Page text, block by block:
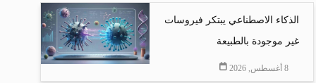
الذكاء الاصطناعي يبتكر فيروسات
غير موجودة بالطبيعة
8 أغسطس, 2026